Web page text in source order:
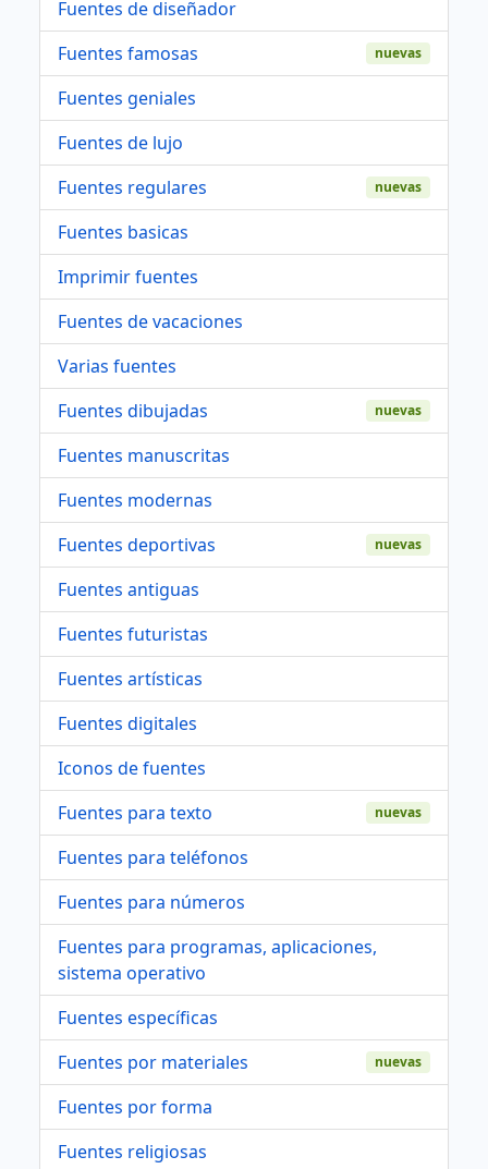
Fuentes de diseñador
Fuentes famosas
nuevas
Fuentes geniales
Fuentes de lujo
Fuentes regulares
nuevas
Fuentes basicas
Imprimir fuentes
Fuentes de vacaciones
Varias fuentes
Fuentes dibujadas
nuevas
Fuentes manuscritas
Fuentes modernas
Fuentes deportivas
nuevas
Fuentes antiguas
Fuentes futuristas
Fuentes artísticas
Fuentes digitales
Iconos de fuentes
Fuentes para texto
nuevas
Fuentes para teléfonos
Fuentes para números
Fuentes para programas, aplicaciones,
sistema operativo
Fuentes específicas
Fuentes por materiales
nuevas
Fuentes por forma
Fuentes religiosas